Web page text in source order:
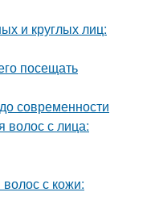
и круглых лиц:
посещать
современности
волос с лица:
волос с кожи: